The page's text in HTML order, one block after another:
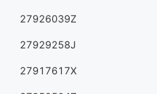
27926039Z
27929258J
27917617X